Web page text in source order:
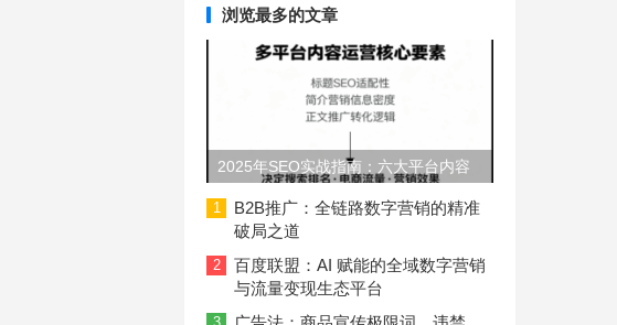
浏览最多的文章
2025年SEO实战指南：六大平台内容
长度与结构规范
1
B2B推广：全链路数字营销的精准
破局之道
2
百度联盟：AI 赋能的全域数字营销
与流量变现生态平台